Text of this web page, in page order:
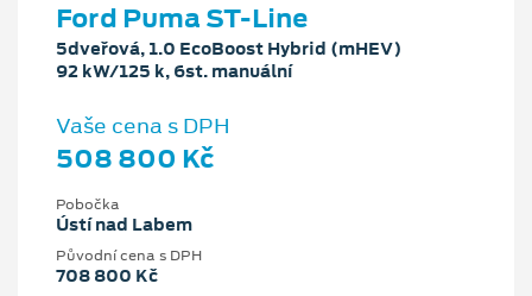
Ford Puma ST-Line
5dveřová, 1.0 EcoBoost Hybrid (mHEV)
92 kW/125 k, 6st. manuální
Vaše cena s DPH
508 800 Kč
Pobočka
Ústí nad Labem
Původní cena s DPH
708 800 Kč